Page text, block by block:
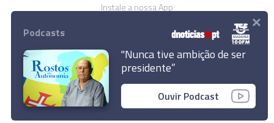
Colisão provoca um ferido no Funchal
Instale a nossa App
© 2023 Empresa Diário de Notícias, Lda.
Todos os direitos reservados.
Podcasts
"Nunca tive ambição de ser
presidente”
Ouvir Podcast
×